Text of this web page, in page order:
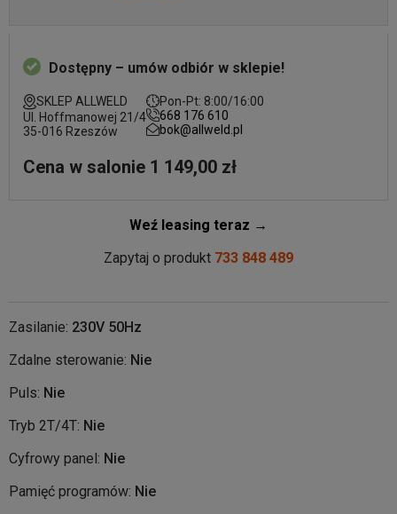
Zasilanie: 230V 50Hz
Zdalne sterowanie: Nie
Puls: Nie
Tryb 2T/4T: Nie
Cyfrowy panel: Nie
Pamięć programów: Nie
Dostępny – umów odbiór w sklepie!
SKLEP ALLWELD
Ul. Hoffmanowej 21/4
35-016 Rzeszów
Pon-Pt: 8:00/16:00
668 176 610
bok@allweld.pl
Cena w salonie 1 149,00 zł
Weź leasing teraz →
Zapytaj o produkt 733 848 489